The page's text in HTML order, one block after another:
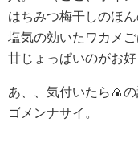
はちみつ梅干しのほん
塩気の効いたワカメ
甘じょっぱいのがお
あ、、気付いたら🍙の
ゴメンナサイ。